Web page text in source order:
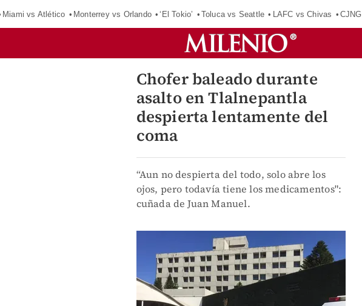
Miami vs Atlético Monterrey vs Orlando ‘El Tokio’ Toluca vs Seattle LAFC vs Chivas CJNG
Chofer baleado durante
asalto en Tlalnepantla
despierta lentamente del
coma
“Aun no despierta del todo, solo abre los
ojos, pero todavía tiene los medicamentos":
cuñada de Juan Manuel.